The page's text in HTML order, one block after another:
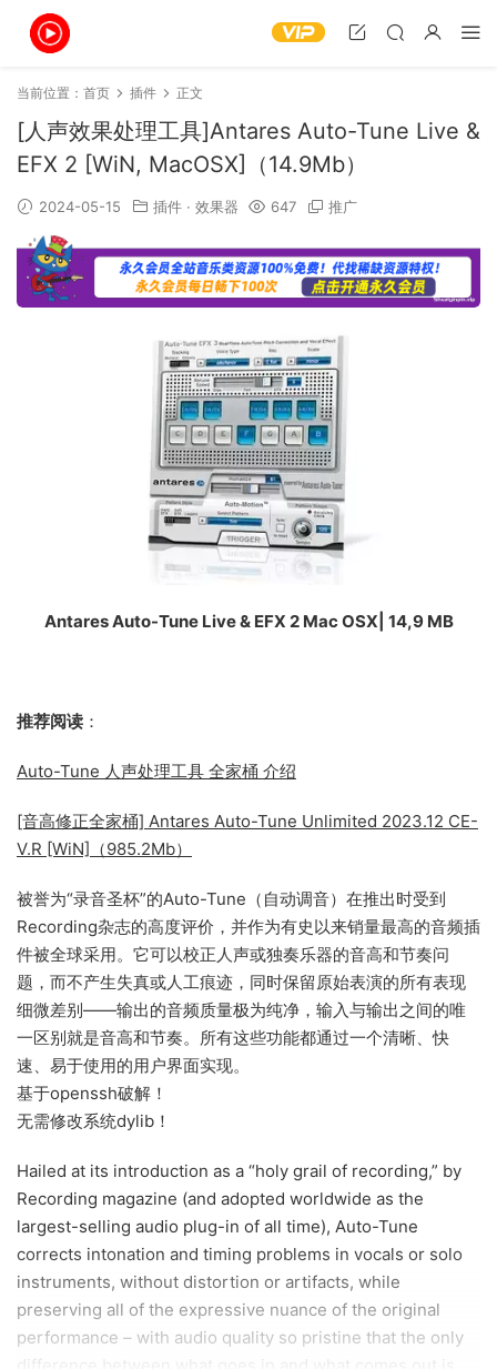
当前位置： 首页 插件 正文
[人声效果处理工具]Antares Auto-Tune Live &
EFX 2 [WiN, MacOSX]（14.9Mb）
2024-05-15 插件 · 效果器 647 推广
Antares Auto-Tune Live & EFX 2 Mac OSX| 14,9 MB
推荐阅读 ：
Auto-Tune 人声处理工具 全家桶 介绍
[音高修正全家桶] Antares Auto-Tune Unlimited 2023.12 CE-
V.R [WiN]（985.2Mb）
被誉为“录音圣杯”的Auto-Tune（自动调音）在推出时受到
Recording杂志的高度评价，并作为有史以来销量最高的音频插
件被全球采用。它可以校正人声或独奏乐器的音高和节奏问
题，而不产生失真或人工痕迹，同时保留原始表演的所有表现
细微差别——输出的音频质量极为纯净，输入与输出之间的唯
一区别就是音高和节奏。所有这些功能都通过一个清晰、快
速、易于使用的用户界面实现。
基于openssh破解！
无需修改系统dylib！
Hailed at its introduction as a “holy grail of recording,” by
Recording magazine (and adopted worldwide as the
largest-selling audio plug-in of all time), Auto-Tune
corrects intonation and timing problems in vocals or solo
instruments, without distortion or artifacts, while
preserving all of the expressive nuance of the original
performance – with audio quality so pristine that the only